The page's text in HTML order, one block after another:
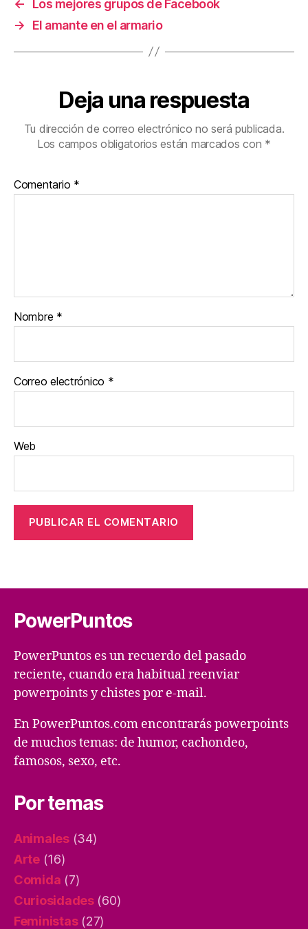
←
Los mejores grupos de Facebook
→
El amante en el armario
Deja una respuesta
Tu dirección de correo electrónico no será publicada.
Los campos obligatorios están marcados con *
Comentario *
Nombre *
Correo electrónico *
Web
PowerPuntos
PowerPuntos es un recuerdo del pasado
reciente, cuando era habitual reenviar
powerpoints y chistes por e-mail.
En PowerPuntos.com encontrarás powerpoints
de muchos temas: de humor, cachondeo,
famosos, sexo, etc.
Por temas
Animales(34)
Arte(16)
Comida (7)
Curiosidades(60)
Feministas(27)